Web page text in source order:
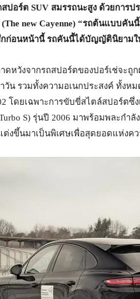
ปอร์ต SUV สมรรถนะสูง ด้วยการ
(The new Cayenne) “รถต้นแบบคันนี้
กก่อนหน้านี้ รถคันนี้ได้บัญญัตินิยามใ
หวังจากรถสปอร์ตของปอร์เช่จะถู
วัน รวมทั้งความอเนกประสงค์ ทั้ง
โดยเฉพาะการขับขี่สไตล์สปอร์ตซึ่
Turbo S) รุ่นปี 2006 มาพร้อมพละกำ
ต่งขึ้นมาเป็นพิเศษเพื่อสุดยอดแห่งค